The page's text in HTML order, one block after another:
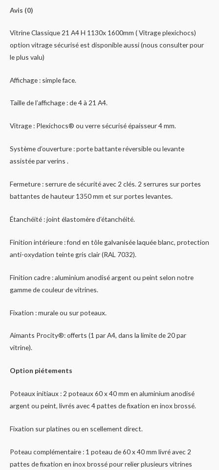
Avis (0)
Vitrine Classique 21 A4 H 1130x 1600mm ( Vitrage plexichocs)
option vitrage sécurisé est disponible aussi (nous consulter pour
le plus valu)
Affichage : simple face.
Taille de l’affichage : de 4 à 21 A4.
Vitrage : Plexichocs® ou verre sécurisé épaisseur 4 mm.
Système d’ouverture : porte battante réversible ou levante
assistée par verins .
Fermeture : serrure de sécurité avec 2 clés. 2 serrures sur portes
battantes de hauteur 1350 mm et sur portes levantes.
Étanchéité : joint élastomère d’étanchéité.
Finition intérieure : fond en tôle galvanisée laquée blanc, protection
anti-oxydation teinte gris clair (RAL 7032).
Finition cadre : aluminium anodisé argent ou peint selon notre
gamme de couleur de vitrines.
Fixation : murale ou sur poteaux.
Aimants Procity®: offerts (1 par A4, dans la limite de 20 par
vitrine).
Option piétements
Poteaux initiaux : 2 poteaux 60 x 40 mm en aluminium anodisé
argent ou peint, livrés avec 4 pattes de fixation en inox brossé.
Fixation sur platines ou en scellement direct.
Poteau complémentaire : 1 poteau de 60 x 40 mm livré avec 2
pattes de fixation en inox brossé pour relier plusieurs vitrines